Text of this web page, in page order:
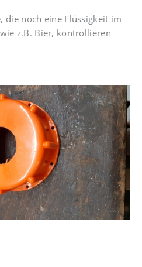
die noch eine Flüssigkeit im
z.B. Bier, kontrollieren